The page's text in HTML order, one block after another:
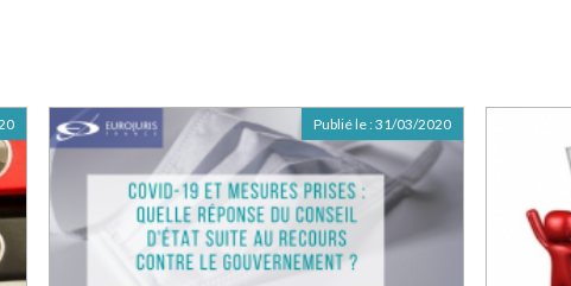
Publié le :31/03/2020